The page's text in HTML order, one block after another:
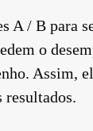
A / B para
o
Assim,
resultados.